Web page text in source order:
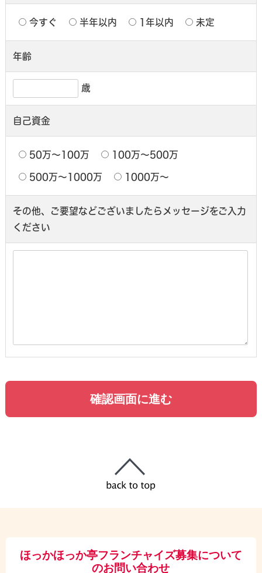
今すぐ 半年以内 1年以内 未定
年齢
歳
自己資金
50万〜100万
100万〜500万
500万〜1000万
1000万〜
その他、ご要望などございましたら メッセージをご入力
ください
ほっかほっか亭フランチャイズ募集について
のお問い合わせ